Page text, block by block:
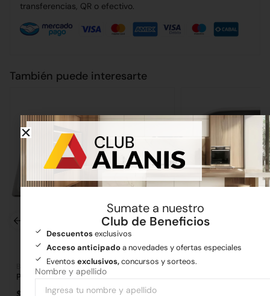
transferencias, QR o efectivo.
También puede interesarte
Bachas
Pileta Doble Encastre 306E
Bachas
Pileta Simple Bajo
Sumate a nuestro
Club de Beneficios
Descuentosexclusivos
Acceso anticipadoa novedades y ofertas especiales
Eventos exclusivos,concursos y sorteos.
Nombre y apellido